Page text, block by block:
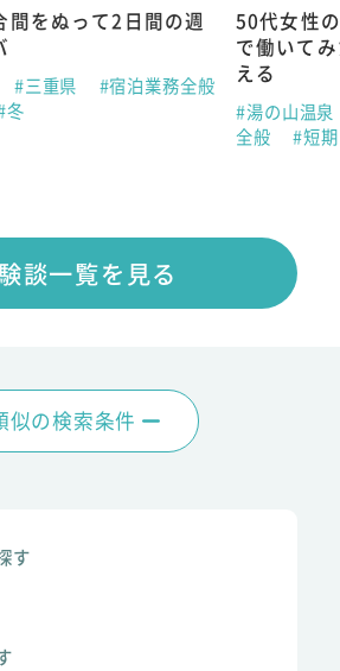
間をぬって2日間の週
#三重県
#宿泊業務全般
冬
50代女性
で働いて
える
#湯の山温泉
全般
#短
談一覧を見る
似の検索条件
す